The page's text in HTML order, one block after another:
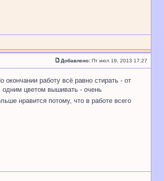
Добавлено: Пт июл 19, 2013 17:27
работу всё равно стирать - от
одним цветом вышивать - очень
нравится потому, что в работе всего